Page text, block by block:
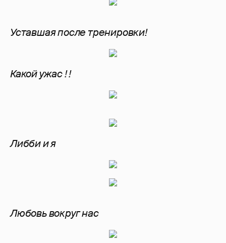
Уставшая после тренировки!
Какой ужас ! !
Либби и я
Любовь вокруг нас